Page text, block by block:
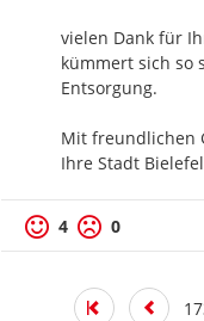
vielen Dank für
kümmert sich so
Entsorgung.
Mit freundlichen
Ihre Stadt
4 0